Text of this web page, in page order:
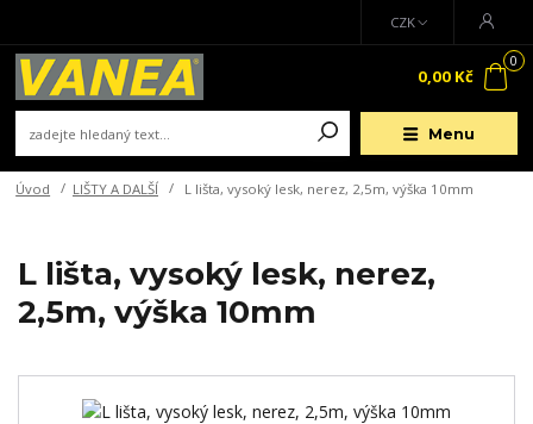
Menu
CZK
0
0,00 Kč
Úvod LIŠTY A DALŠÍ L lišta, vysoký lesk, nerez, 2,5m, výška 10mm
L lišta, vysoký lesk, nerez,
2,5m, výška 10mm